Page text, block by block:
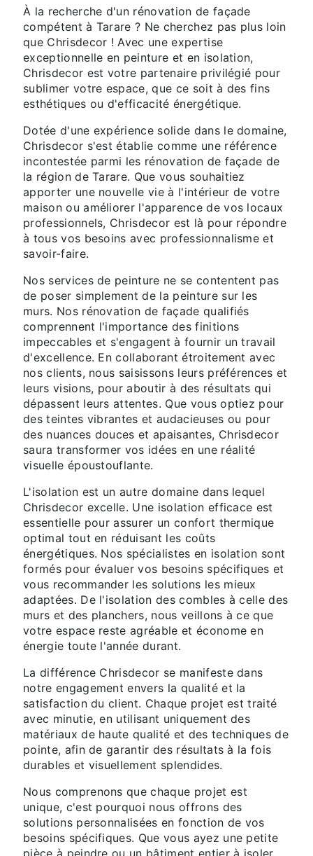
À la recherche d'un rénovation de façade
compétent à Tarare ? Ne cherchez pas plus loin
que Chrisdecor ! Avec une expertise
exceptionnelle en peinture et en isolation,
Chrisdecor est votre partenaire privilégié pour
sublimer votre espace, que ce soit à des fins
esthétiques ou d'efficacité énergétique.
Dotée d'une expérience solide dans le domaine,
Chrisdecor s'est établie comme une référence
incontestée parmi les rénovation de façade de
la région de Tarare. Que vous souhaitiez
apporter une nouvelle vie à l'intérieur de votre
maison ou améliorer l'apparence de vos locaux
professionnels, Chrisdecor est là pour répondre
à tous vos besoins avec professionnalisme et
savoir-faire.
Nos services de peinture ne se contentent pas
de poser simplement de la peinture sur les
murs. Nos rénovation de façade qualifiés
comprennent l'importance des finitions
impeccables et s'engagent à fournir un travail
d'excellence. En collaborant étroitement avec
nos clients, nous saisissons leurs préférences et
leurs visions, pour aboutir à des résultats qui
dépassent leurs attentes. Que vous optiez pour
des teintes vibrantes et audacieuses ou pour
des nuances douces et apaisantes, Chrisdecor
saura transformer vos idées en une réalité
visuelle époustouflante.
L'isolation est un autre domaine dans lequel
Chrisdecor excelle. Une isolation efficace est
essentielle pour assurer un confort thermique
optimal tout en réduisant les coûts
énergétiques. Nos spécialistes en isolation sont
formés pour évaluer vos besoins spécifiques et
vous recommander les solutions les mieux
adaptées. De l'isolation des combles à celle des
murs et des planchers, nous veillons à ce que
votre espace reste agréable et économe en
énergie toute l'année durant.
La différence Chrisdecor se manifeste dans
notre engagement envers la qualité et la
satisfaction du client. Chaque projet est traité
avec minutie, en utilisant uniquement des
matériaux de haute qualité et des techniques de
pointe, afin de garantir des résultats à la fois
durables et visuellement splendides.
Nous comprenons que chaque projet est
unique, c'est pourquoi nous offrons des
solutions personnalisées en fonction de vos
besoins spécifiques. Que vous ayez une petite
pièce à peindre ou un bâtiment entier à isoler,